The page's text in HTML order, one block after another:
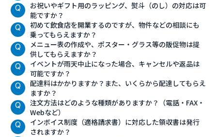
お祝いやギフト用のラッピング、熨斗（のし）の対応は可
能ですか？
初めて飲食店を開業するのですが、物件などの相談にも
乗ってもらえますか？
メニュー表の作成や、ポスター・グラス等の販促物は提
供してもらえますか？
イベントが雨天中止になった場合、キャンセルや返品は
可能ですか？
配達料はかかりますか？また、いくらから配達してもらえ
ますか？
注文方法はどのような種類がありますか？（電話・FAX・
Webなど）
インボイス制度（適格請求書）に対応した領収書は発行
されますか？